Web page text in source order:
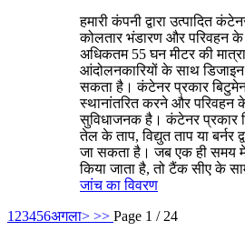
हमारी कंपनी द्वारा उत्पादित
कोलतार भंडारण और परिवहन
अधिकतम 55 घन मीटर की
आंदोलनकारियों के साथ
सकता है। कंटेनर प्रकार
स्थानांतरित करने और परिवहन
सुविधाजनक है। कंटेनर प्रकार
तेल के ताप, विद्युत ताप या बर्नर
जा सकता है। जब एक ही समय
किया जाता है, तो टैंक सीए के
जांच काविवरण
1 23456अगला> >> Page 1 / 24